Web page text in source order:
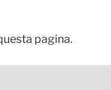
pagina.